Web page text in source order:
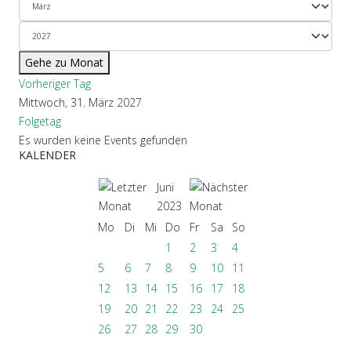
Gehe zu Monat
Vorheriger Tag
Mittwoch, 31. März 2027
Folgetag
Es wurden keine Events gefunden
KALENDER
Juni
2023
Mo
Di Mi Do Fr Sa
So
1
2 3
4
5
6 7 8 9 10
11
12
13 14 15 16 17
18
19
20 21 22 23 24
25
26
27 28 29 30